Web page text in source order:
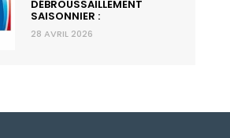
DÉBROUSSAILLEMENT
SAISONNIER :
28 AVRIL 2026